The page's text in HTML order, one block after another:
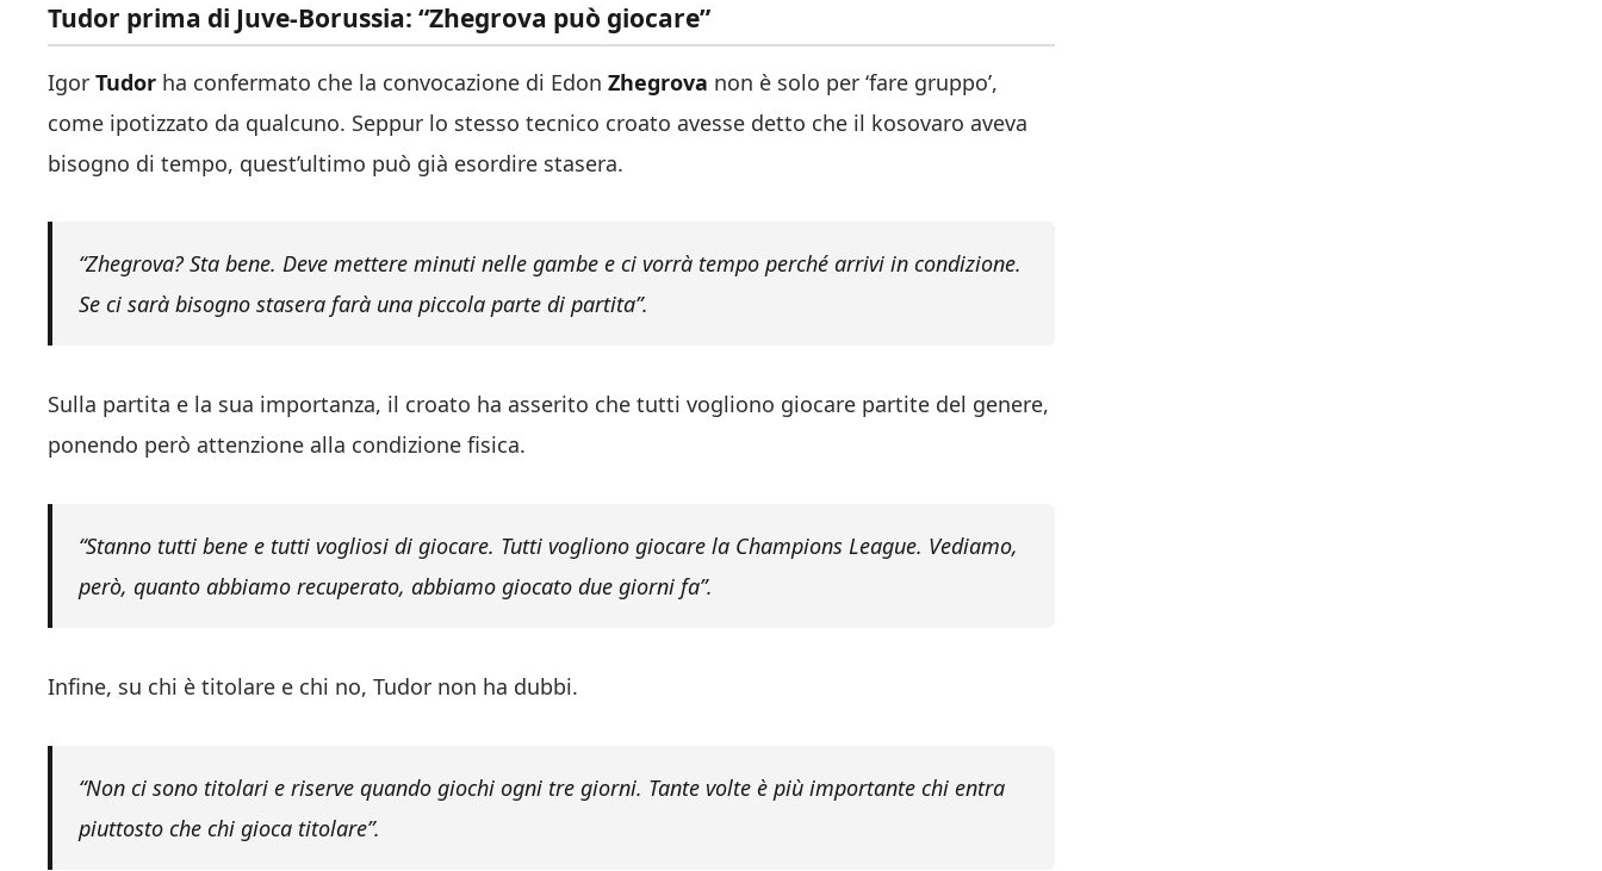
Tudor prima di Juve-Borussia: “Zhegrova può giocare”
Igor Tudor ha confermato che la convocazione di Edon Zhegrova non è solo per ‘fare gruppo’,
come ipotizzato da qualcuno. Seppur lo stesso tecnico croato avesse detto che il kosovaro aveva
bisogno di tempo, quest’ultimo può già esordire stasera.
“Zhegrova? Sta bene. Deve mettere minuti nelle gambe e ci vorrà tempo perché arrivi in condizione.
Se ci sarà bisogno stasera farà una piccola parte di partita”.
Sulla partita e la sua importanza, il croato ha asserito che tutti vogliono giocare partite del genere,
ponendo però attenzione alla condizione fisica.
“Stanno tutti bene e tutti vogliosi di giocare. Tutti vogliono giocare la Champions League. Vediamo,
però, quanto abbiamo recuperato, abbiamo giocato due giorni fa”.
Infine, su chi è titolare e chi no, Tudor non ha dubbi.
“Non ci sono titolari e riserve quando giochi ogni tre giorni. Tante volte è più importante chi entra
piuttosto che chi gioca titolare”.